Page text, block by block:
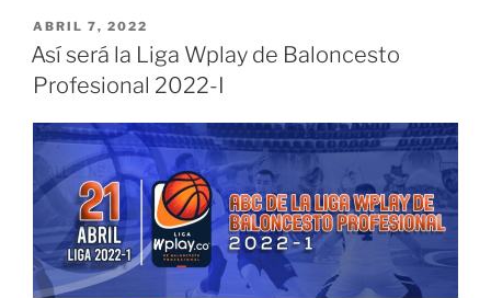
ante
Piratas
Bogotá»
PUBLICADO
EL
ABRIL 7, 2022
Así será la Liga Wplay de Baloncesto
Profesional 2022-I